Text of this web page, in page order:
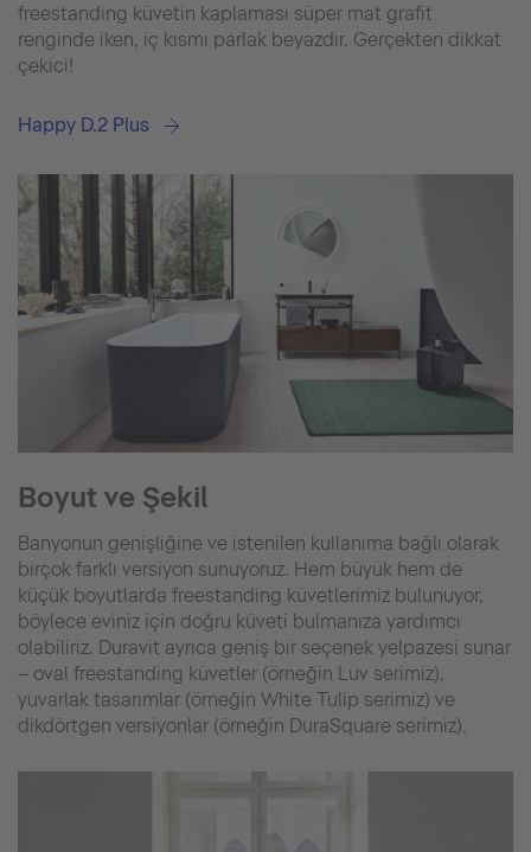
freestanding küvetin kaplaması süper mat grafit
renginde iken, iç kısmı parlak beyazdır. Gerçekten dikkat
çekici!
Happy D.2 Plus
Boyut ve Şekil
Banyonun genişliğine ve istenilen kullanıma bağlı olarak
birçok farklı versiyon sunuyoruz. Hem büyük hem de
küçük boyutlarda freestanding küvetlerimiz bulunuyor,
böylece eviniz için doğru küveti bulmanıza yardımcı
olabiliriz. Duravit ayrıca geniş bir seçenek yelpazesi sunar
– oval freestanding küvetler (örneğin Luv serimiz),
yuvarlak tasarımlar (örneğin White Tulip serimiz) ve
dikdörtgen versiyonlar (örneğin DuraSquare serimiz).